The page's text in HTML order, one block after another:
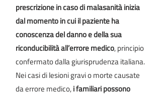
prescrizione in caso di malasanità inizia
dal momento in cui il paziente ha
conoscenza del danno e della sua
riconducibilità all’errore medico, principio
confermato dalla giurisprudenza italiana.
Nei casi di lesioni gravi o morte causate
da errore medico,i familiari possono